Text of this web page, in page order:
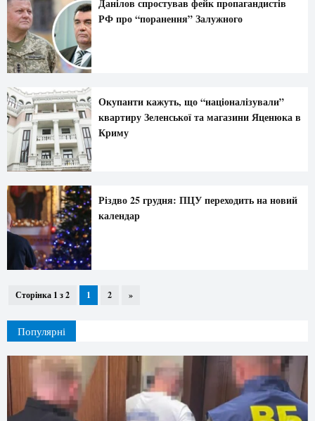
Данілов спростував фейк пропагандистів
РФ про “поранення” Залужного
Окупанти кажуть, що “націоналізували”
квартиру Зеленської та магазини Яценюка в
Криму
Різдво 25 грудня: ПЦУ переходить на новий
календар
Сторінка 1 з 2 1 2 »
Популярні